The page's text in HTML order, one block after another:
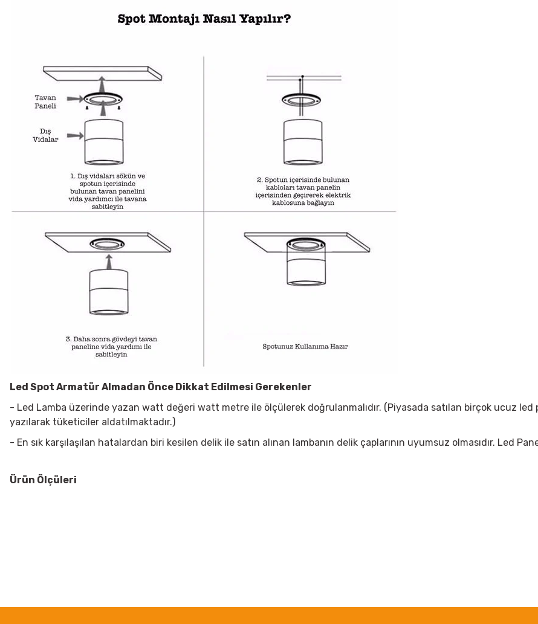
Led Spot Armatür Almadan Önce Dikkat Edilmesi Gerekenler
- Led Lamba üzerinde yazan watt değeri watt metre ile ölçülerek doğrulanmalıdır. (Piyasada satılan birçok ucuz
yazılarak tüketiciler aldatılmaktadır.)
- En sık karşılaşılan hatalardan biri kesilen delik ile satın alınan lambanın delik çaplarının uyumsuz olmasıdır. Led
Ürün Ölçüleri
Ürün bilgilerinde hatalar bulunuyor.